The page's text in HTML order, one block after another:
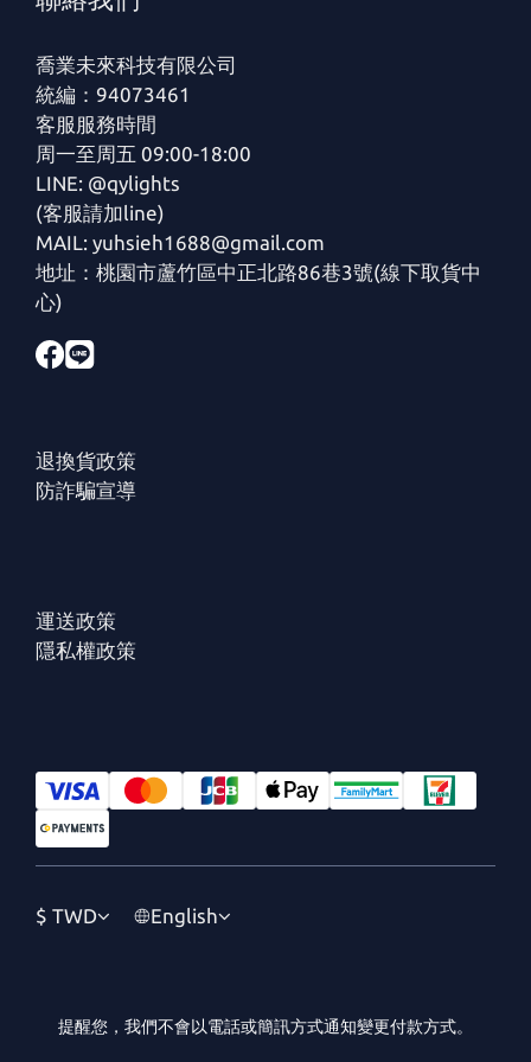
喬業未來科技有限公司
統編：94073461
客服服務時間
周一至周五 09:00-18:00
LINE: @qylights
(客服請加line)
MAIL: yuhsieh1688@gmail.com
地址：桃園市蘆竹區中正北路86巷3號(線下取貨中
心)
退換貨政策
防詐騙宣導
運送政策
隱私權政策
$ TWD English
提醒您，我們不會以電話或簡訊方式通知變更付款方式。